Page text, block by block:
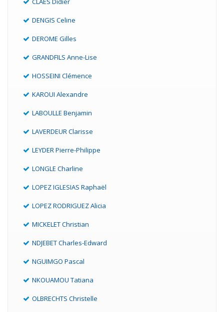
DENGIS Celine
DEROME Gilles
GRANDFILS Anne-Lise
HOSSEINI Clémence
KAROUI Alexandre
LABOULLE Benjamin
LAVERDEUR Clarisse
LEYDER Pierre-Philippe
LONGLE Charline
LOPEZ IGLESIAS Raphaël
LOPEZ RODRIGUEZ Alicia
MICKELET Christian
NDJEBET Charles-Edward
NGUIMGO Pascal
NKOUAMOU Tatiana
OLBRECHTS Christelle